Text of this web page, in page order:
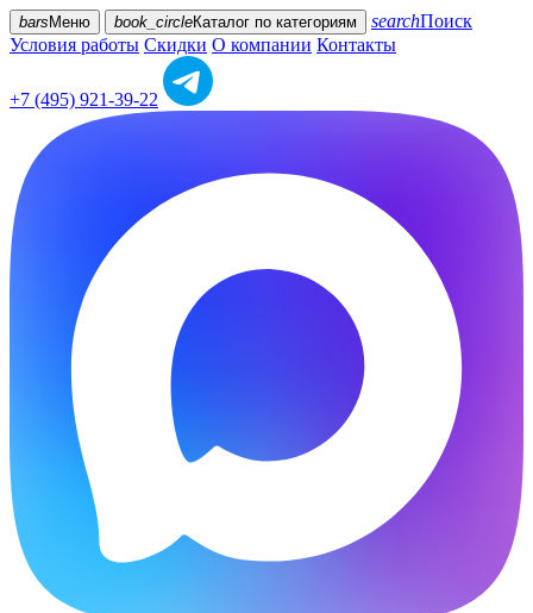
bars Меню book_circleКаталог по категориям searchПоиск
Условия работы Скидки О компании Контакты
+7 (495) 921-39-22